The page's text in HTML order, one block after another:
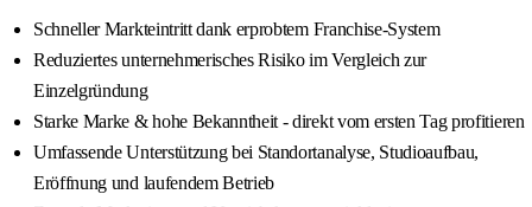
Schneller Markteintritt dank erprobtem Franchise-System
Reduziertes unternehmerisches Risiko im Vergleich zur
Einzelgründung
Starke Marke & hohe Bekanntheit - direkt vom ersten Tag profitieren
Umfassende Unterstützung bei Standortanalyse, Studioaufbau,
Eröffnung und laufendem Betrieb